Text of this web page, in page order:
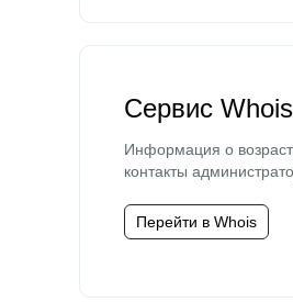
Сервис Whois
Информация о
контакты
Перейти в Whois